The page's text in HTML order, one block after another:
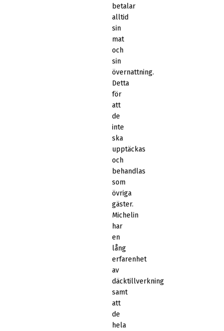
betalar
alltid
sin
mat
och
sin
övernattning.
Detta
för
att
de
inte
ska
upptäckas
och
behandlas
som
övriga
gäster.
Michelin
har
en
lång
erfarenhet
av
däcktillverkning
samt
att
de
hela